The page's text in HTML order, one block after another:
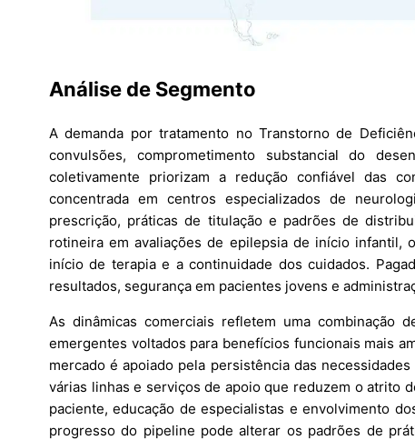
Análise de Segmento
A demanda por tratamento no Transtorno de
convulsões, comprometimento substancial do
coletivamente priorizam a redução confiável das
concentrada em centros especializados de
prescrição, práticas de titulação e padrões de
rotineira em avaliações de epilepsia de início infantil,
início de terapia e a continuidade dos cuidados.
resultados, segurança em pacientes jovens e
As dinâmicas comerciais refletem uma combinação
emergentes voltados para benefícios funcionais mais
mercado é apoiado pela persistência das
várias linhas e serviços de apoio que reduzem o atrito
paciente, educação de especialistas e envolvimento
progresso do pipeline pode alterar os padrões de